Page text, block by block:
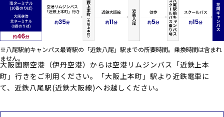
※八尾駅前キャンパス最寄駅の「近鉄八尾」駅までの所要時間。乗換時間は含まれ
ません。
大阪国際空港（伊丹空港）からは空港リムジンバス「近鉄上本
町」行きをご利用ください。「大阪上本町」駅より近鉄電車に
て、近鉄八尾駅(近鉄大阪線)へお越しください。